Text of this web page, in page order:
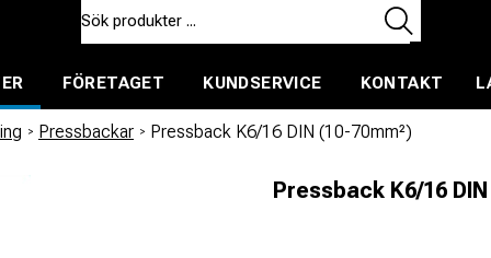
FÖRETAGET KUNDSERVICE KONTAKT
/ Pressbackar / Pressback K6/16 DIN (10-70mm²)
Pressback K6/16